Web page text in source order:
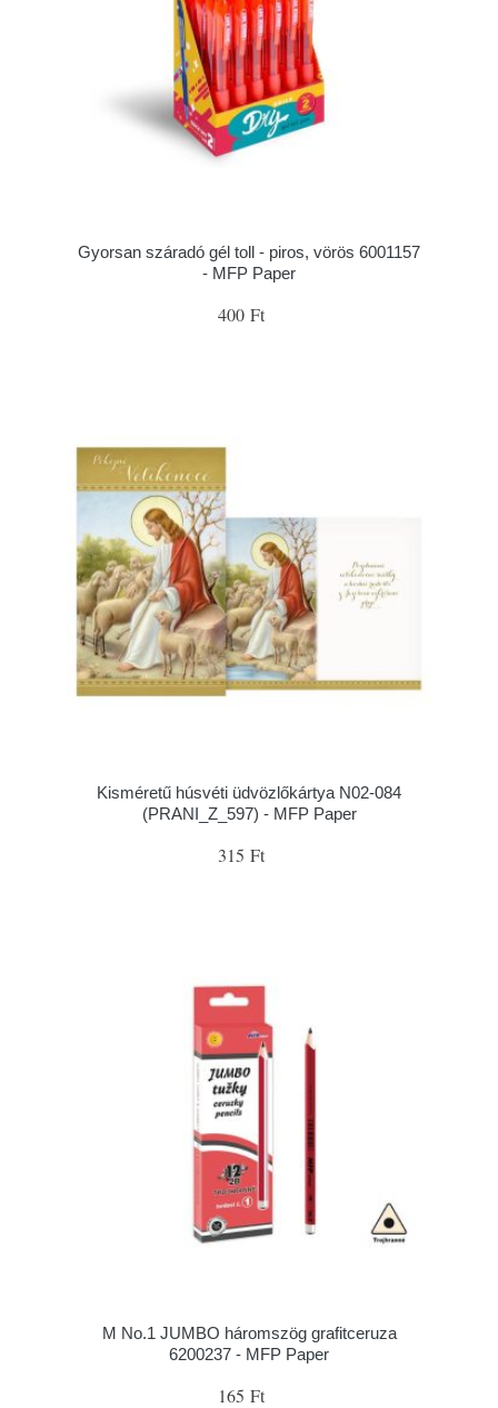
Gyorsan száradó gél toll - piros, vörös 6001157
- MFP Paper
400 Ft
Kisméretű húsvéti üdvözlőkártya N02-084
(PRANI_Z_597) - MFP Paper
315 Ft
M No.1 JUMBO háromszög grafitceruza
6200237 - MFP Paper
165 Ft